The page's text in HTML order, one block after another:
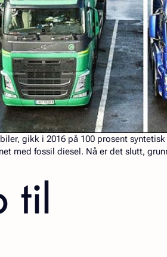
gikk i 2016 på 100 prosent
med fossil diesel. Nå er det slutt,
til